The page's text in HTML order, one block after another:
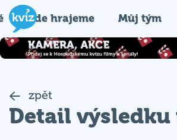
Kde hrajeme Můj tým
zpět
Detail